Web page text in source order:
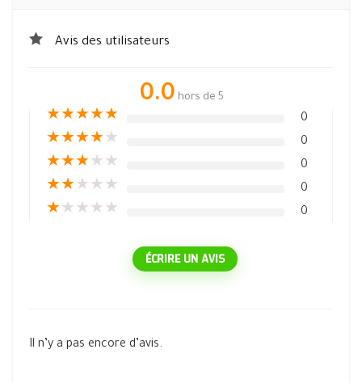
Avis des utilisateurs
0.0 hors de 5
★★★★★ 0
★★★★★ 0
★★★★ ★ 0
★★★ ★ ★ 0
★★ ★ ★ ★ 0
ÉCRIRE UN AVIS
Il n’y a pas encore d’avis.